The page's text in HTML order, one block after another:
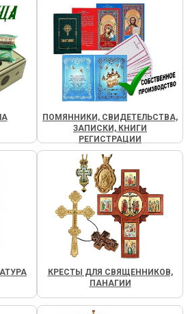
ПОМЯННИКИ, СВИДЕТЕЛЬСТВА,
ЗАПИСКИ, КНИГИ
РЕГИСТРАЦИИ
КРЕСТЫ ДЛЯ СВЯЩЕННИКОВ,
ПАНАГИИ